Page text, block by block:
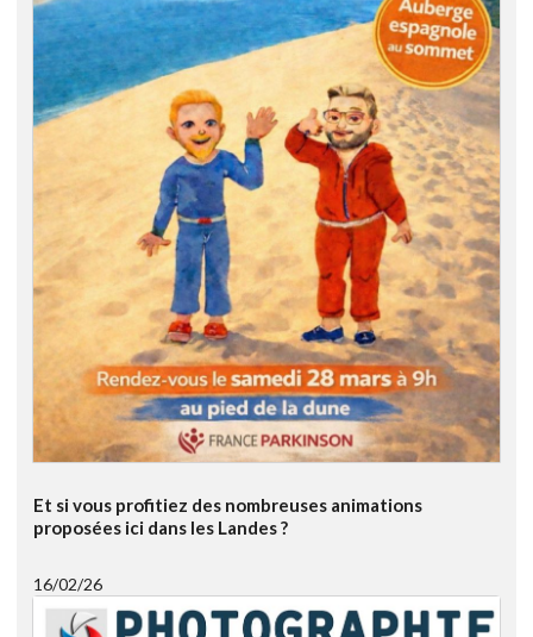
Et si vous profitiez des nombreuses animations
proposées ici dans les Landes ?
16/02/26